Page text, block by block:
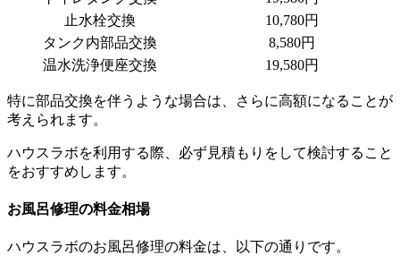
止水栓交換
10,780円
タンク内部品交換
8,580円
温水洗浄便座交換
19,580円
特に部品交換を伴うような場合は、さらに高額になることが
考えられます。
ハウスラボを利用する際、必ず見積もりをして検討すること
をおすすめします。
お風呂修理の料金相場
ハウスラボのお風呂修理の料金は、以下の通りです。